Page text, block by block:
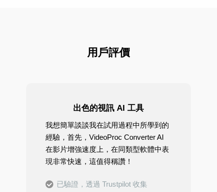
用戶評價
出色的視訊 AI 工具
我想簡單談談我在試用過程中所學到的
經驗，首先，VideoProc Converter AI
在影片增強速度上，在同類型軟體中表
現非常快速，這值得稱讚！
已驗證，透過 Trustpilot 收集